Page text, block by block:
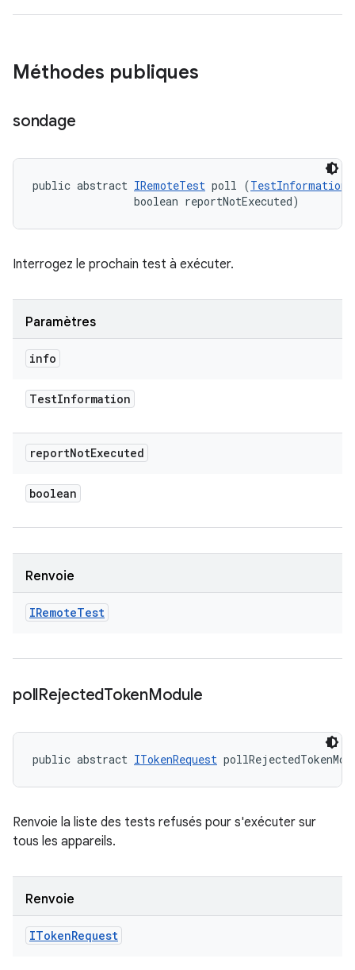
Méthodes publiques
sondage
public abstract IRemoteTest poll (TestInformation
                boolean reportNotExecuted)
Interrogez le prochain test à exécuter.
Paramètres
info
TestInformation
reportNotExecuted
boolean
Renvoie
IRemoteTest
pollRejectedTokenModule
public abstract ITokenRequest
Renvoie la liste des tests refusés pour s'exécuter sur
tous les appareils.
Renvoie
ITokenRequest